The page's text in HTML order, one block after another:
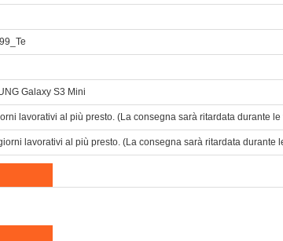
Galaxy S3 Mini
lavorativi al più presto. (La consegna sarà ritardata durante
lavorativi al più presto. (La consegna sarà ritardata durante